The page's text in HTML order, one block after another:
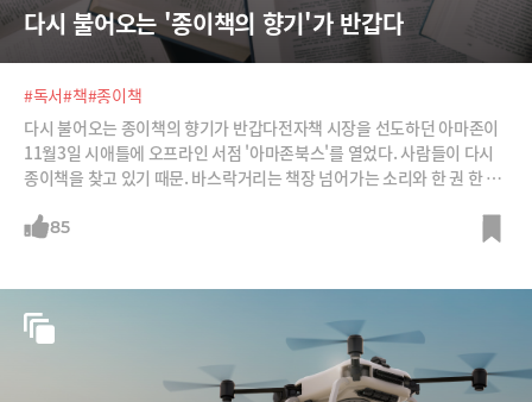
다시 불어오는 '종이책의 향기'가 반갑다
#독서#책#종이책
다시 불어오는 종이책의 향기가 반갑다전자책 시장을 선도하던 아마존이
11월3일 시애틀에 오프라인 서점 '아마존북스'를 열었다. 사람들이 다시
종이책을 찾고 있기 때문. 바스락거리는 책장 넘어가는 소리와 한 권 한 권
책으로 돌아가는 이유이다.
85